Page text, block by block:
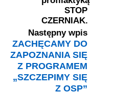
Następny wpis
ZACHĘCAMY DO
ZAPOZNANIA SIĘ
Z PROGRAMEM
„SZCZEPIMY SIĘ
Z OSP”